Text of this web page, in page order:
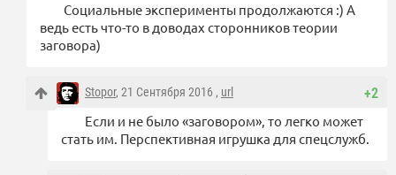
Социальные эксперименты продолжаются :) А
ведь есть что-то в доводах сторонников теории
заговора)
+2
Stopor, 21 Сентября 2016 , url
Если и не было «заговором», то легко может
стать им. Перспективная игрушка для спецслужб.